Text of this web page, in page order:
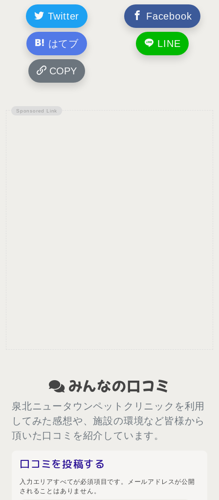
Twitter Facebook
はてブ LINE
COPY
みんなの口コミ
泉北ニュータウンペットクリニックを利用
してみた感想や、施設の環境など皆様から
頂いた口コミを紹介しています。
口コミを投稿する
入力エリアすべてが必須項目です。メールアドレスが公開
されることはありません。